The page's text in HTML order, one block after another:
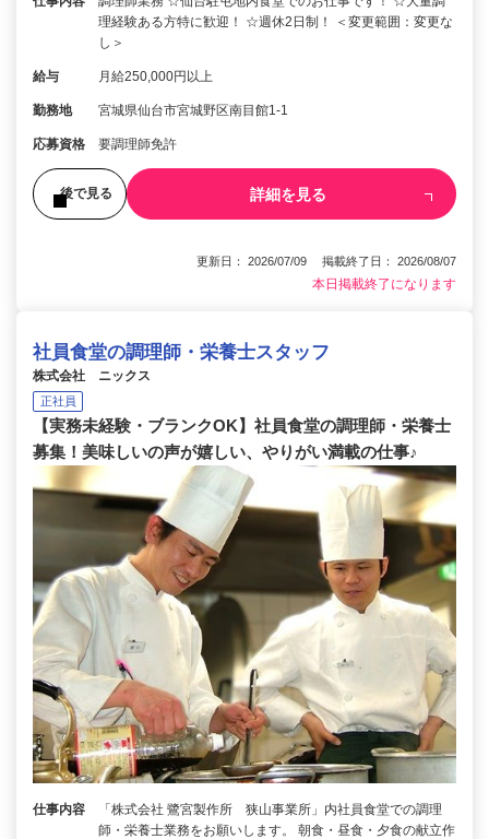
理経験ある方特に歓迎！ ☆週休2日制！ ＜変更範囲：変更な
し＞
給与 月給250,000円以上
勤務地 宮城県仙台市宮城野区南目館1-1
応募資格 要調理師免許
後で見る 詳細を見る
更新日： 2026/07/09 掲載終了日： 2026/08/07
本日掲載終了になります
社員食堂の調理師・栄養士スタッフ
株式会社 ニックス
正社員
【実務未経験・ブランクOK】社員食堂の調理師・栄養士
募集！美味しいの声が嬉しい、やりがい満載の仕事♪
仕事内容
「株式会社 鷺宮製作所 狭山事業所」内社員食堂での調理
師・栄養士業務をお願いします。 朝食・昼食・夕食の献立作